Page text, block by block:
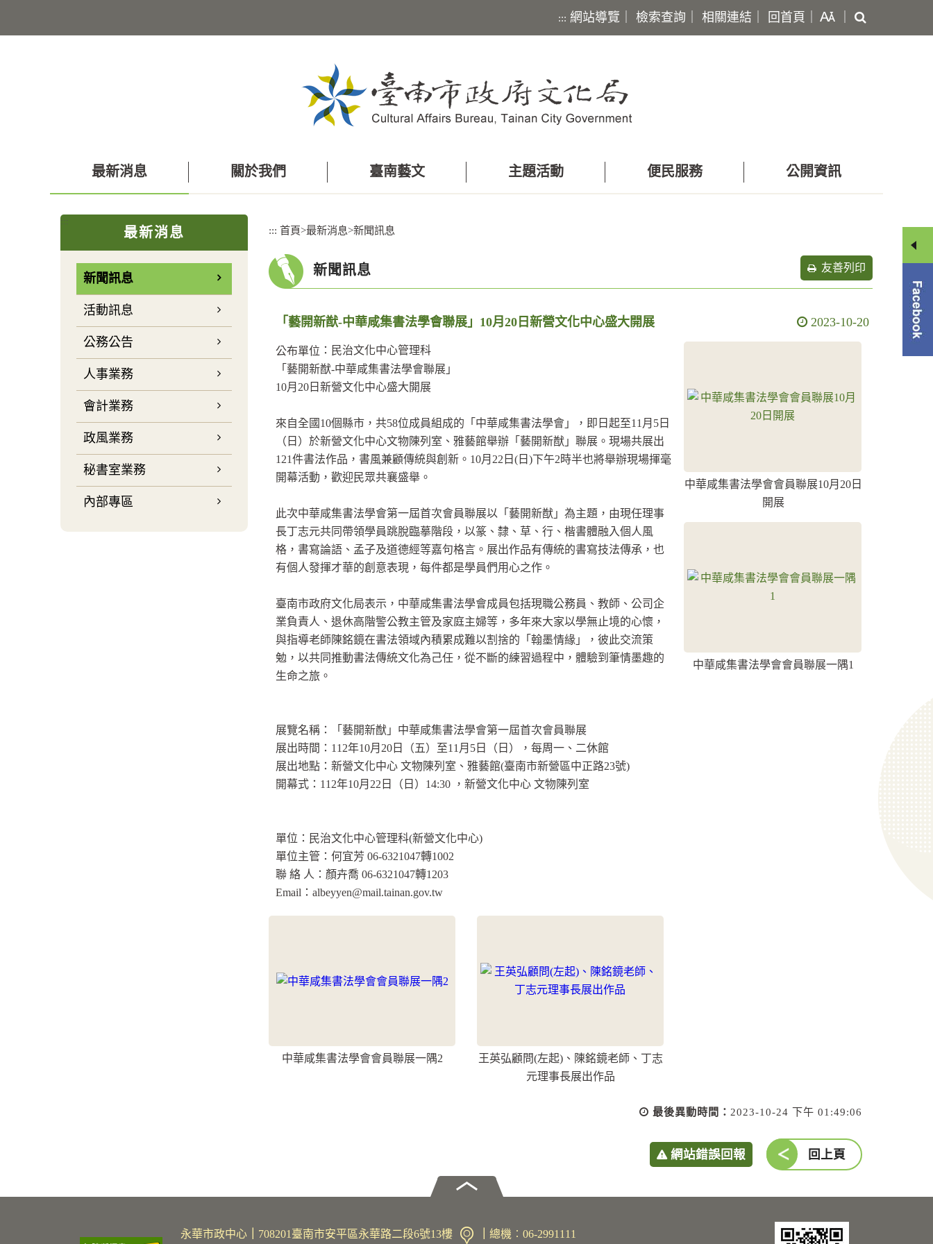
主
::: 網站導覽 檢索查詢 相關連結 回首頁
尋
最新消息 關於我們 臺南藝文 主題活動 便民服務 公開資訊
:::
最新消息
新聞訊息
活動訊息
公務公告
人事業務
會計業務
政風業務
秘書室業務
內部專區
::: 首頁>最新消息>新聞訊息
新聞訊息 友善列印
「藝開新猷-中華咸集書法學會聯展」10月20日新營文化中心盛大開展 2023-10-20
中華咸集書法學會會員聯展10月20日
開展
中華咸集書法學會會員聯展一隅1
公布單位 ：民治文化中心管理科
「藝開新猷-中華咸集書法學會聯展」
10月20日新營文化中心盛大開展
來自全國10個縣市，共58位成員組成的「中華咸集書法學會」，即日起至11月5日
（日）於新營文化中心文物陳列室、雅藝館舉辦「藝開新猷」聯展。現場共展出
121件書法作品，書風兼顧傳統與創新。10月22日(日)下午2時半也將舉辦現場揮毫
開幕活動，歡迎民眾共襄盛舉。
此次中華咸集書法學會第一屆首次會員聯展以「藝開新猷」為主題，由現任理事
長丁志元共同帶領學員跳脫臨摹階段，以篆、隸、草、行、楷書體融入個人風
格，書寫論語、孟子及道德經等嘉句格言。展出作品有傳統的書寫技法傳承，也
有個人發揮才華的創意表現，每件都是學員們用心之作。
臺南市政府文化局表示，中華咸集書法學會成員包括現職公務員、教師、公司企
業負責人、退休高階警公教主管及家庭主婦等，多年來大家以學無止境的心懷，
與指導老師陳銘鏡在書法領域內積累成難以割捨的「翰墨情緣」，彼此交流策
勉，以共同推動書法傳統文化為己任，從不斷的練習過程中，體驗到筆情墨趣的
生命之旅。
展覽名稱：「藝開新猷」中華咸集書法學會第一屆首次會員聯展
展出時間：112年10月20日（五）至11月5日（日），每周一、二休館
展出地點：新營文化中心 文物陳列室、雅藝館(臺南市新營區中正路23號)
開幕式：112年10月22日（日）14:30 ，新營文化中心 文物陳列室
單位：民治文化中心管理科(新營文化中心)
單位主管：何宜芳 06-6321047轉1002
聯 絡 人：顏卉喬 06-6321047轉1203
Email：albeyyen@mail.tainan.gov.tw
中華咸集書法學會會員聯展一隅2
王英弘顧問(左起)、陳銘鏡老師、丁志
元理事長展出作品
最後異動時間： 2023-10-24 下午 01:49:06
網站錯誤回報 回上頁
永華市政中心 708201臺南市安平區永華路二段6號13樓 總機︰06-2991111
享
選
單